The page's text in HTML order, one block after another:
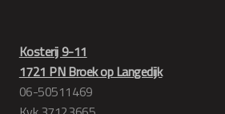
Kosterij 9-11
1721 PN Broek op Langedijk
06-50511469